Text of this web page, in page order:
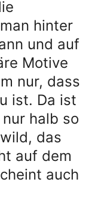
hinter
und auf
Motive
nur, dass
ist. Da ist
halb so
das
auf dem
auch